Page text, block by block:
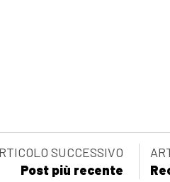
SUCCESSIVO
Post più recente